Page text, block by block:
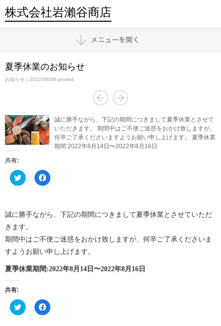
株式会社岩瀨谷商店
夏季休業のお知らせ
お知らせ ｜2022/08/06 posted.
誠に勝手ながら、下記の期間につきまして夏季休業とさせて
いただきます。 期間中はご不便ご迷惑をおかけ致しますが、
何卒ご了承くださいますようお願い申し上げます。 夏季休業
期間:2022年8月14日〜2022年8月16日
共有:
ク
リ
Twitter
共
(新
し
い
ィ
ン
き
ま
Facebook
で
に
リ
ッ
ク
し
く
だ
い
ウ
誠に勝手ながら、下記の期間につきまして夏季休業とさせていただ
きます。
期間中はご不便ご迷惑をおかけ致しますが、何卒ご了承くださいま
すようお願い申し上げます。
夏季休業期間:2022年8月14日〜2022年8月16日
共有:
ク
リ
Facebook
で